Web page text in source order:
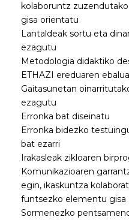
kolaboruntz
gisa orientatu
Lantaldeak sortu eta
ezagutu
Metodologia didaktiko
ETHAZI ereduaren
Gaitasunetan
ezagutu
Erronka bat diseinatu
Erronka bidezko
bat ezarri
Irakasleak zikloaren
Komunikazioaren
egin, ikaskuntza
funtsezko elementu gisa
Sormenezko